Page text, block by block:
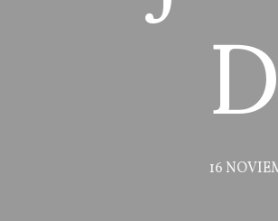
16